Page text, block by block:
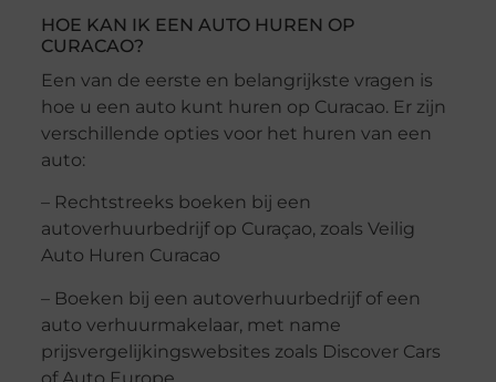
HOE KAN IK EEN AUTO HUREN OP
CURACAO?
Een van de eerste en belangrijkste vragen is
hoe u een auto kunt huren op Curacao. Er zijn
verschillende opties voor het huren van een
auto:
– Rechtstreeks boeken bij een
autoverhuurbedrijf op Curaçao, zoals Veilig
Auto Huren Curacao
– Boeken bij een autoverhuurbedrijf of een
auto verhuurmakelaar, met name
prijsvergelijkingswebsites zoals Discover Cars